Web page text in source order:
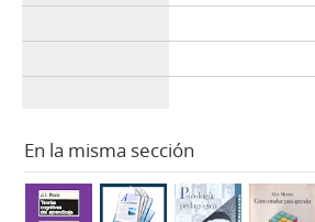
En la misma sección